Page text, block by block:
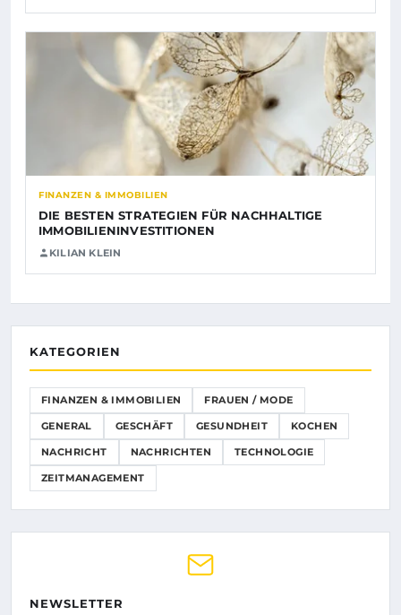
FINANZEN & IMMOBILIEN
DIE BESTEN STRATEGIEN FÜR NACHHALTIGE
IMMOBILIENINVESTITIONEN
KILIAN KLEIN
KATEGORIEN
FINANZEN & IMMOBILIEN FRAUEN / MODE
GENERAL GESCHÄFT GESUNDHEIT KOCHEN
NACHRICHT NACHRICHTEN TECHNOLOGIE
ZEITMANAGEMENT
NEWSLETTER